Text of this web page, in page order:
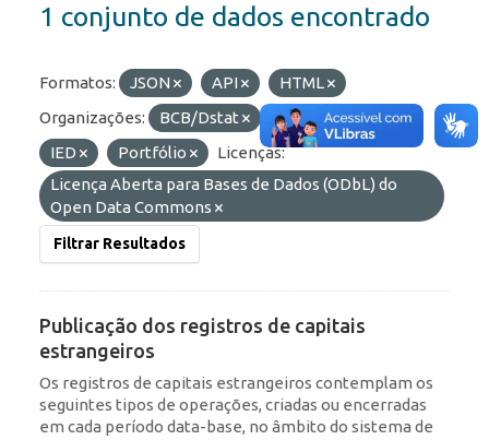
1 conjunto de dados encontrado
Formatos: JSON API
HTML
Organizações:
BCB/Dstat Etiquetas:
RDE
IED
Portfólio
Licenças:
Licença Aberta para Bases de Dados (ODbL) do
Open Data Commons
Filtrar Resultados
Publicação dos registros de capitais
estrangeiros
Os registros de capitais estrangeiros contemplam os
seguintes tipos de operações, criadas ou encerradas
em cada período data-base, no âmbito do sistema de